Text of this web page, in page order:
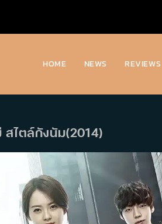
HOME NEWS REVIEWS
สไตล์กังนัม(2014)